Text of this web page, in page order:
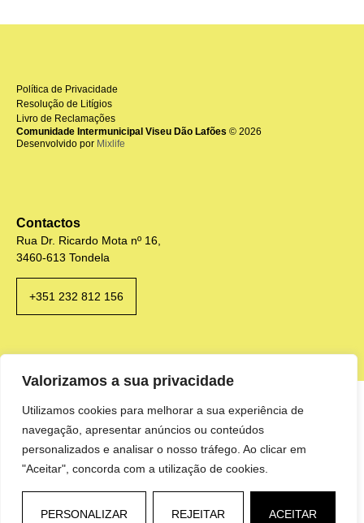
Valorizamos a sua privacidade
Utilizamos cookies para melhorar a sua experiência de
navegação, apresentar anúncios ou conteúdos
personalizados e analisar o nosso tráfego. Ao clicar em
"Aceitar", concorda com a utilização de cookies.
PERSONALIZAR REJEITAR ACEITAR
Política de Privacidade
Resolução de Litígios
Livro de Reclamações
Comunidade Intermunicipal Viseu Dão Lafões © 2026
Desenvolvido por Mixlife
Contactos
Rua Dr. Ricardo Mota nº 16,
3460-613 Tondela
+351 232 812 156